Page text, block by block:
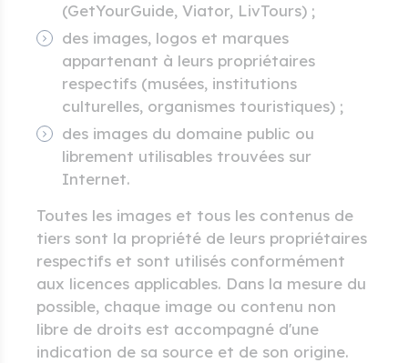
(GetYourGuide, Viator, LivTours) ;
des images, logos et marques
appartenant à leurs propriétaires
respectifs (musées, institutions
culturelles, organismes touristiques) ;
des images du domaine public ou
librement utilisables trouvées sur
Internet.
Toutes les images et tous les contenus de
tiers sont la propriété de leurs propriétaires
respectifs et sont utilisés conformément
aux licences applicables. Dans la mesure du
possible, chaque image ou contenu non
libre de droits est accompagné d'une
indication de sa source et de son origine.